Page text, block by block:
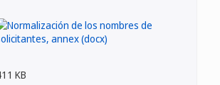
KB